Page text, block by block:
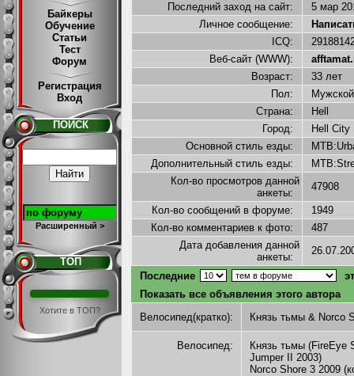
Байкеры
Обучение
Статьи
Тест
Форум
Регистрация
Вход
ПОИСК
Расширенный >
ТОП
Хотите в ТОП?
Последний заход на сайт:
5 мар
Личное сообщение:
ICQ:
Веб-сайт (WWW):
Возраст:
33 лет
Пол:
Страна:
Hell
Город:
Hell
Основной стиль езды:
Дополнительный стиль езды:
Кол-во просмотров данной
анкеты:
47908
Кол-во сообщений в форуме:
1949
Кол-во комментариев к фото:
487
Дата добавления данной
анкеты:
Последние
Показать все объявления этого автора
Велосипед(кратко):
Князь тьмы & Norco
Велосипед:
Князь тьмы (FireEye
Jumper II 2003)
Norco Shore 3 2009